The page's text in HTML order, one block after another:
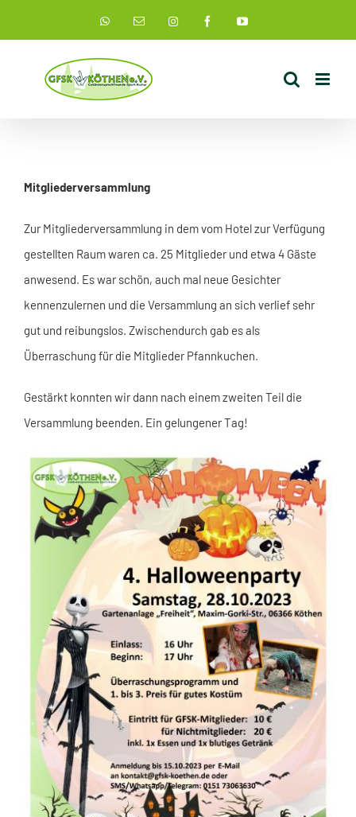
Inhalt
WhatsApp
E-
Instagram
FacebookYouTube
Mitgliederversammlung
Zur Mitgliederversammlung in dem vom Hotel zur Verfügung
gestellten Raum waren ca. 25 Mitglieder und etwa 4 Gäste
anwesend. Es war schön, auch mal neue Gesichter
kennenzulernen und die Versammlung an sich verlief sehr
gut und reibungslos. Zwischendurch gab es als
Überraschung für die Mitglieder Pfannkuchen.
Gestärkt konnten wir dann nach einem zweiten Teil die
Versammlung beenden. Ein gelungener Tag!